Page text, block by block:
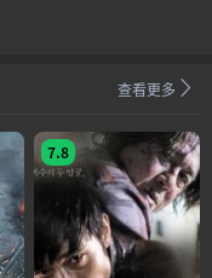
查看更多
7.8